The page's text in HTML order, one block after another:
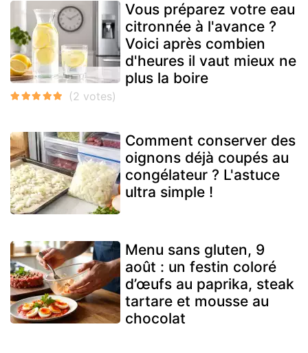
Vous préparez votre eau
citronnée à l'avance ?
Voici après combien
d'heures il vaut mieux ne
plus la boire
Comment conserver des
oignons déjà coupés au
congélateur ? L'astuce
ultra simple !
Menu sans gluten, 9
août : un festin coloré
d’œufs au paprika, steak
tartare et mousse au
chocolat